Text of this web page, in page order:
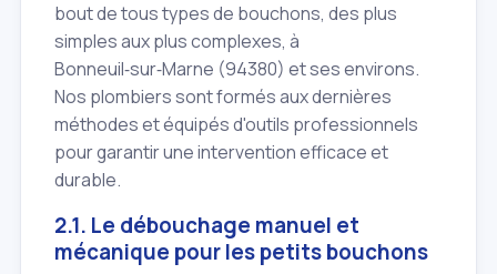
bout de tous types de bouchons, des plus
simples aux plus complexes, à
Bonneuil‑sur‑Marne (94380) et ses environs.
Nos plombiers sont formés aux dernières
méthodes et équipés d'outils professionnels
pour garantir une intervention efficace et
durable.
2.1. Le débouchage manuel et
mécanique pour les petits bouchons